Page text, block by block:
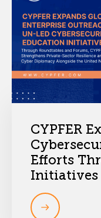
CYPFER
Efforts
Initiatives